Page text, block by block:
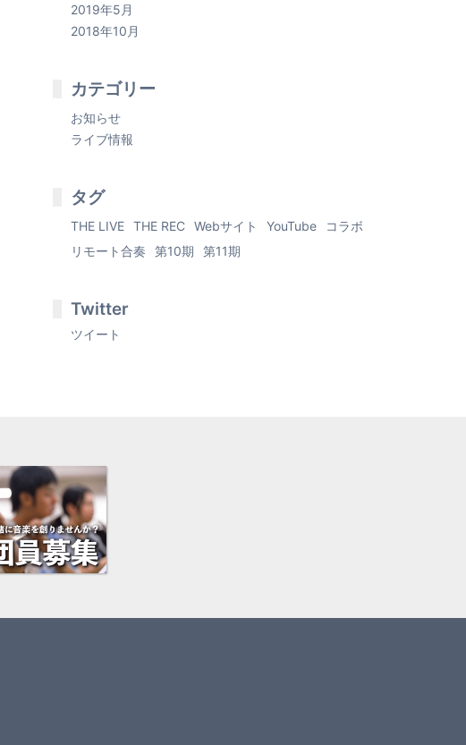
2019年5月
2018年10月
カテゴリー
お知らせ
ライブ情報
タグ
THE LIVE THE REC Webサイト YouTube
コラボ
リモート合奏
第10期 第11期
Twitter
ツイート